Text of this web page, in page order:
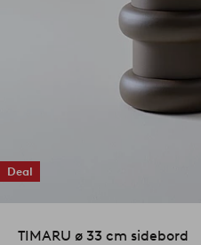
Deal
TIMARU ø 33 cm sidebord